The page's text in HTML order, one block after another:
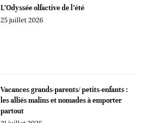
L’Odyssée olfactive de l’été
25 juillet 2026
Vacances grands-parents/ petits-enfants :
les alliés malins et nomades à emporter
partout